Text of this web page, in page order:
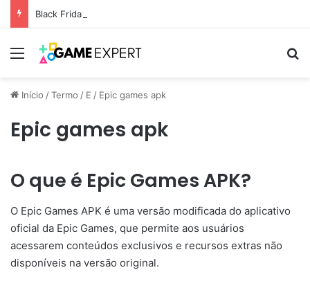
Black Friday: descontos incríveis em eletrônicos
Menu
Início /Termo / E / Epic games apk
Epic games apk
O que é Epic Games APK?
O Epic Games APK é uma versão modificada do aplicativo
oficial da Epic Games, que permite aos usuários
acessarem conteúdos exclusivos e recursos extras não
disponíveis na versão original.